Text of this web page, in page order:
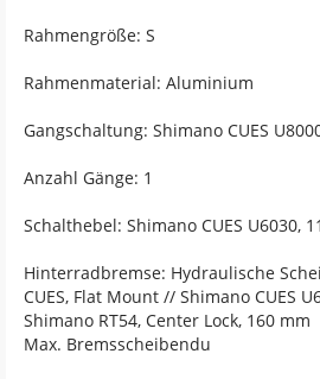
Rahmengröße: S
Rahmenmaterial: Aluminium
Gangschaltung: Shimano CUES
Anzahl Gänge: 1
Schalthebel: Shimano CUES U6030,
Hinterradbremse: Hydraulische
CUES, Flat Mount // Shimano CUES
Shimano RT54, Center Lock, 160 mm
Max. Bremsscheibendu